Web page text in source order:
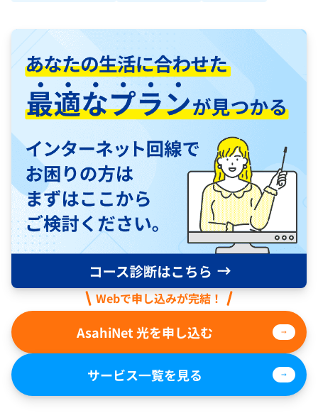
Webで申し込みが完結！
AsahiNet 光を申し込む
サービス一覧を見る